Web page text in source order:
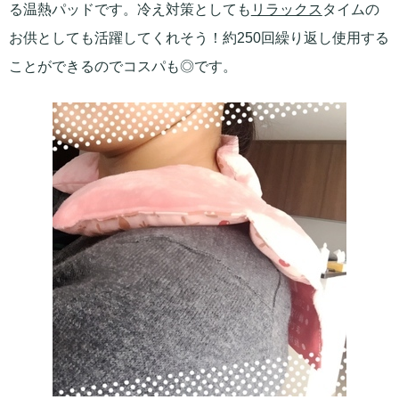
る温熱パッドです。冷え対策としても リラックス タイムの
お供としても活躍してくれそう！約250回繰り返し使用する
ことができるのでコスパも◎です。